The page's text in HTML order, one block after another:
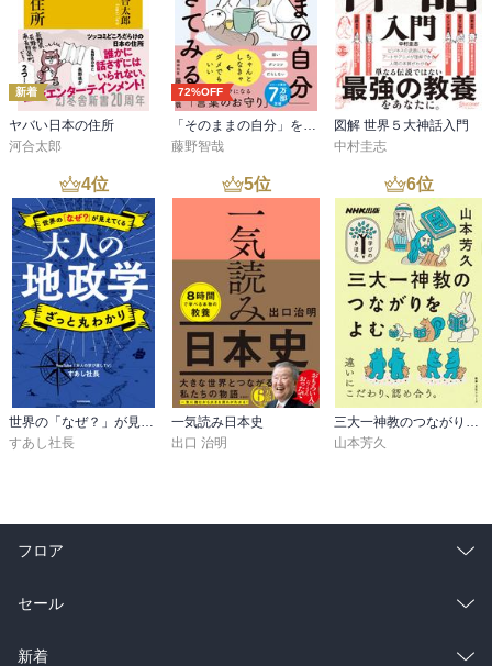
新着
ヤバい日本の住所
河合太郎
72%OFF
「そのままの自分」を生きてみる 精神科医が教える自分を責めない気持ちの整理術 (特装版)
藤野智哉
図解 世界５大神話入門
中村圭志
4位
すあし社長
5位
一気読み日本史
出口 治明
6位
山本芳久
フロア
総合
ラノベ
セール
総合
新着